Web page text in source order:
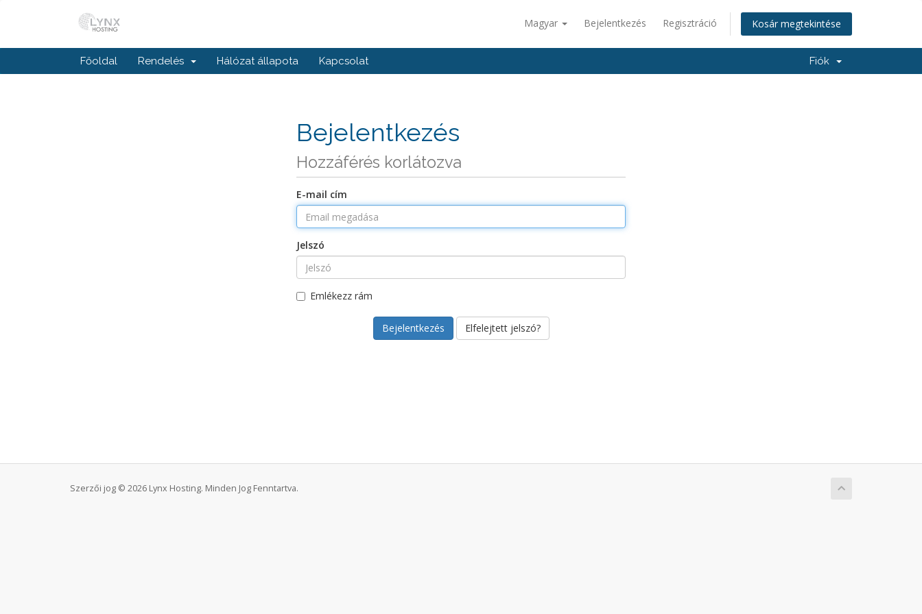
Magyar Bejelentkezés Regisztráció Kosár megtekintése
Főoldal Rendelés Hálózat állapota Kapcsolat Fiók
Bejelentkezés
Hozzáférés korlátozva
E-mail cím
Jelszó
Emlékezz rám
Elfelejtett jelszó?
Szerzői jog © 2026 Lynx Hosting. Minden Jog Fenntartva.